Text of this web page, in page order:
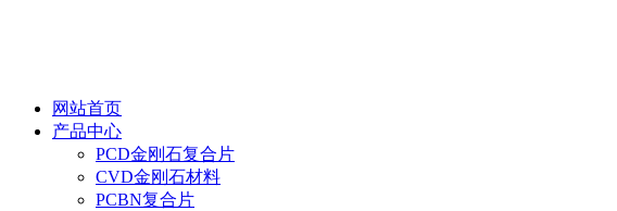
网站首页
产品中心
PCD金刚石复合片
CVD金刚石材料
PCBN复合片